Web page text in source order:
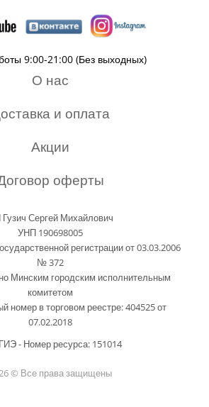
9:00-21:00 (Без выходных)
О нас
и оплата
Акции
оферты
Сергей Михайлович
УНП 190698005
регистрации от 03.03.2006
№ 372
Минским городским исполнительным
комитетом
номер в торговом реестре: 404525 от
07.02.2018
- Номер ресурса: 151014
© Все права защищены